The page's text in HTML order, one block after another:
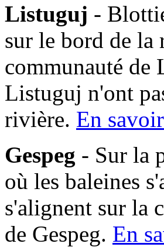
Listuguj -
sur le bord de la
communauté de
Listuguj n'ont
rivière. En
Gespeg - Sur la
où les baleines
s'alignent sur la
de Gespeg. En